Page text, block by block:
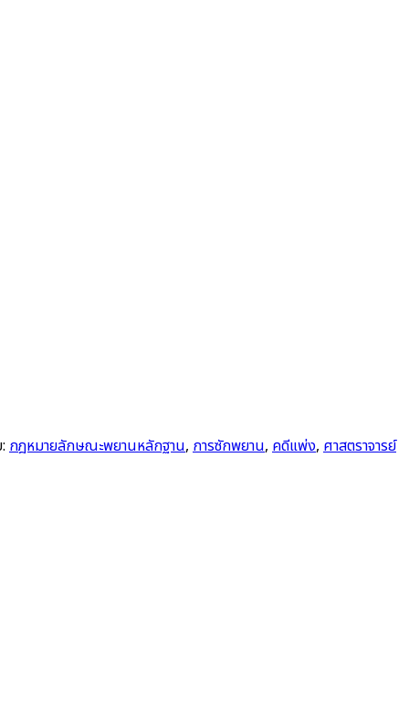
กฎหมายลักษณะพยานหลักฐาน, การซักพยาน, คดีแพ่ง, ศาสตราจารย์